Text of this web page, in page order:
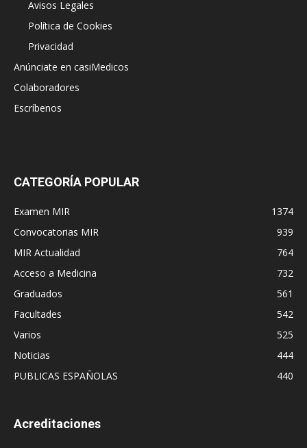
Avisos Legales
Política de Cookies
Privacidad
Anúnciate en casiMedicos
Colaboradores
Escríbenos
CATEGORÍA POPULAR
Examen MIR
1374
Convocatorias MIR
939
MIR Actualidad
764
Acceso a Medicina
732
Graduados
561
Facultades
542
Varios
525
Noticias
444
PUBLICAS ESPAÑOLAS
440
Acreditaciones